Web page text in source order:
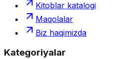
Kitoblar katalogi
Maqolalar
Biz haqimizda
Kategoriyalar